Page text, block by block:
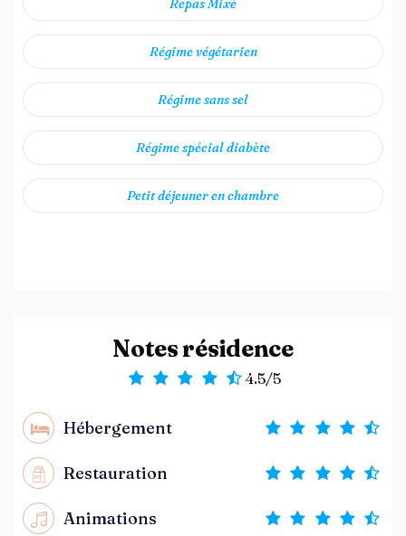
Repas Mixé
Régime végétarien
Régime sans sel
Régime spécial diabète
Petit déjeuner en chambre
Notes résidence
4.5/5
Hébergement
Restauration
Animations